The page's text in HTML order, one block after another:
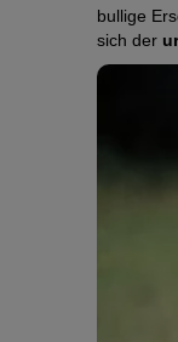
bullige
sich der